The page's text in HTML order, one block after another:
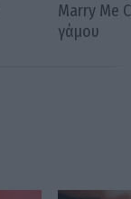
Marry Me
γάμου